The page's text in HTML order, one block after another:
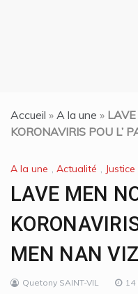
Accueil » A la une »
KORONAVIRIS POU L’
A la une , Actualité , Justice
LAVE MEN
MEN NAN
Quetony SAINT-VIL 14